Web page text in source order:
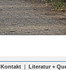
Kontakt | Literatur +